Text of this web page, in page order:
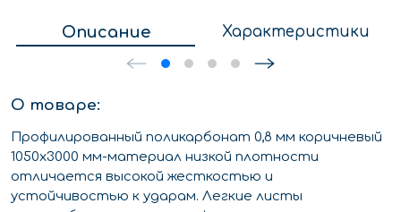
Описание Характеристики
О товаре:
Профилированный поликарбонат 0,8 мм коричневый
1050х3000 мм-материал низкой плотности
отличается высокой жесткостью и
устойчивостью к ударам. Легкие листы